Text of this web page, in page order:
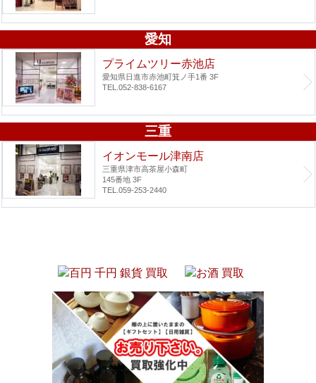
愛知
プライムツリー赤池店
愛知県日進市赤池町箕ノ手1番 3F
TEL.052-838-6167
三重
イオンモール津南店
三重県津市高茶屋小森町
145番地 3F
TEL.059-253-2440